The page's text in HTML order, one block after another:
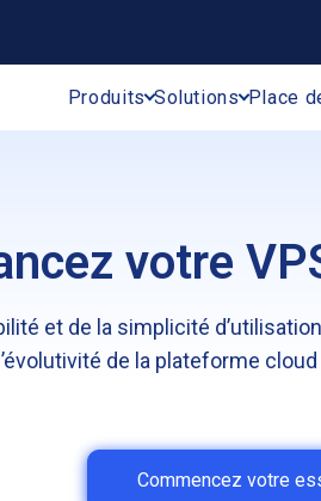
Produits Solutions Place
votre
et de la simplicité
de la plateforme
Commencez votre